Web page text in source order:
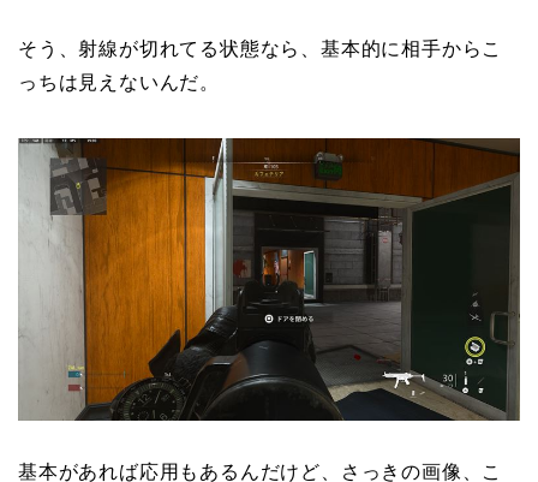
そう、射線が切れてる状態なら、基本的に相手からこ
っちは見えないんだ。
基本があれば応用もあるんだけど、さっきの画像、こ